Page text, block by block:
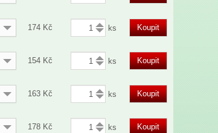
174 Kč Koupit
154 Kč Koupit
163 Kč Koupit
178 Kč Koupit